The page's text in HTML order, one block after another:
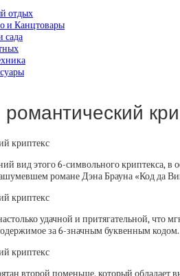
отдых
и Канцтовары
сада
вид этого 6-символьного криптекса, в
романе Дэна Брауна «Код да
удачной и притягательной,
за 6-значным буквенным
второй поменьше, который